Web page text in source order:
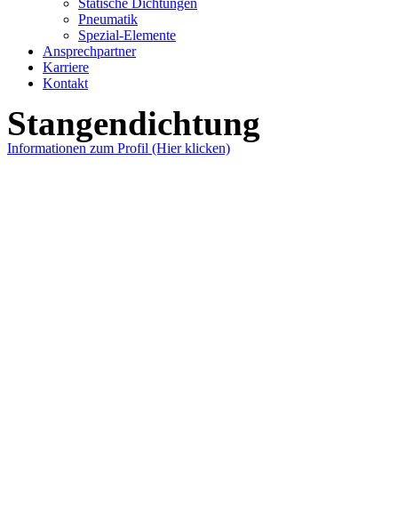
Statische Dichtungen
Pneumatik
Spezial-Elemente
Ansprechpartner
Karriere
Kontakt
Stangendichtung
Informationen zum Profil (Hier klicken)